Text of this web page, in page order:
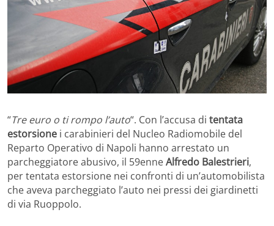
“Tre euro o ti rompo l’auto“. Con l’accusa di tentata
estorsione i carabinieri del Nucleo Radiomobile del
Reparto Operativo di Napoli hanno arrestato un
parcheggiatore abusivo, il 59enneAlfredo Balestrieri,
per tentata estorsione nei confronti di un’automobilista
che aveva parcheggiato l’auto nei pressi dei giardinetti
di via Ruoppolo.